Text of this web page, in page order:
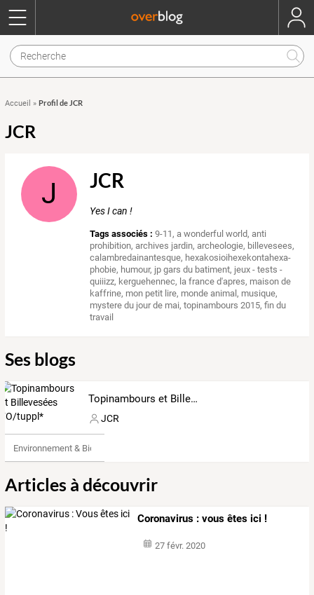
Accueil » Profil de JCR
JCR
J JCR
Yes I can !
Tags associés : 9-11,a wonderful world,anti
prohibition,archives jardin,archeologie, billevesees,
calambredainantesque, hexakosioihexekontahexa-
phobie, humour, jp gars du batiment, jeux - tests -
quiiizz, kerguehennec, la france d'apres, maison de
kaffrine, mon petit lire, monde animal, musique,
mystere du jour de mai,topinambours 2015,fin du
travail
Ses blogs
Topinambours et Billevesées FO/tuppl*
JCR
Environnement & Bio
Articles à découvrir
Coronavirus : vous êtes ici !
27 févr. 2020